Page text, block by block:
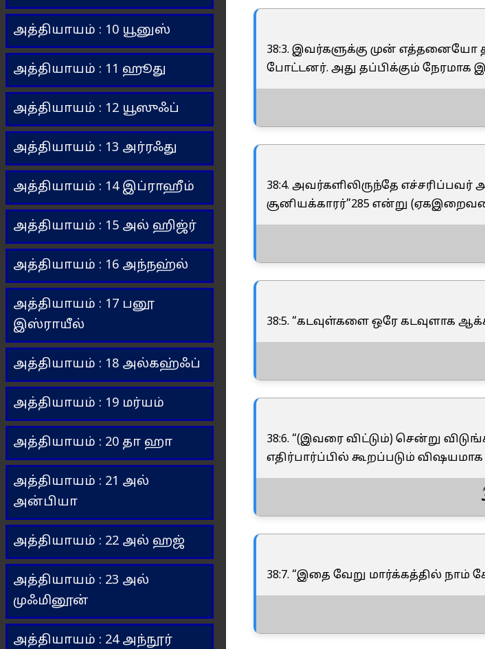
அத்தியாயம் : 10 யூனுஸ்
அத்தியாயம் : 11 ஹூது
அத்தியாயம் : 12 யூஸுஃப்
அத்தியாயம் : 13 அர்ரஃது
அத்தியாயம் : 14 இப்ராஹீம்
அத்தியாயம் : 15 அல் ஹிஜ்ர்
அத்தியாயம் : 16 அந்நஹ்ல்
அத்தியாயம் : 17 பனூ
இஸ்ராயீல்
அத்தியாயம் : 18 அல்கஹ்ஃப்
அத்தியாயம் : 19 மர்யம்
அத்தியாயம் : 20 தா ஹா
அத்தியாயம் : 21 அல்
அன்பியா
அத்தியாயம் : 22 அல் ஹஜ்
அத்தியாயம் : 23 அல்
முஃமினூன்
அத்தியாயம் : 24 அந்நூர்
38:3. இவர்களுக்கு முன்
போட்டனர். அது தப்பிக்கும் நேரமாக
38:4. அவர்களிலிருந்தே
சூனியக்காரர்”285 என்று
38:5. “கடவுள்களை ஒரே கடவுளாக
38:6. “(இவரை விட்டும்) சென்று
எதிர்பார்ப்பில் கூறப்படும்
38:7. “இதை வேறு மார்க்கத்தில் நாம்